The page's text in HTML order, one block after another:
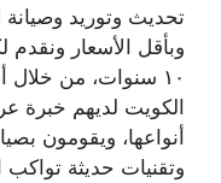
تحديث وتوريد وصيانة
وبأقل الأسعار
١٠ سنوات، من
الكويت لديهم خبرة
أنواعها، ويقومون
وتقنيات حديثة